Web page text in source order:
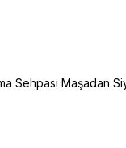
Sehpası Maşadan